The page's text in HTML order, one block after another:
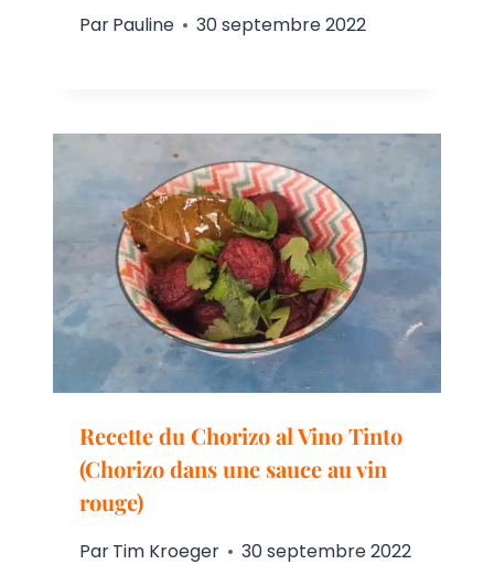
ParPauline 30 septembre 2022
Recette du Chorizo al Vino Tinto
(Chorizo dans une sauce au vin
rouge)
ParTim Kroeger 30 septembre 2022